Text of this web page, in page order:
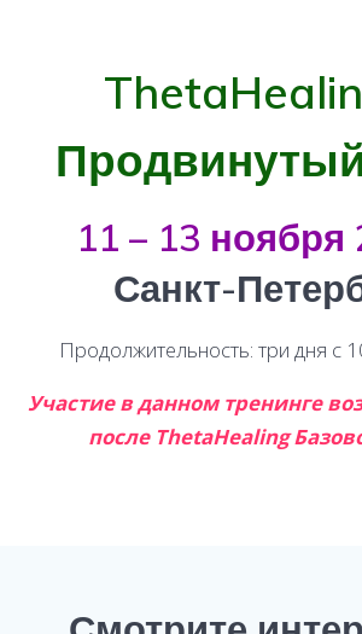
11 – 13 ноября
Санкт-
Продолжительность: три дня с
Участие в данном тренинге
после ThetaHealing